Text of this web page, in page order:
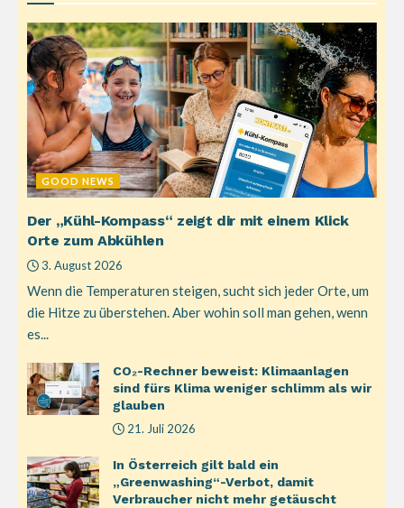
GOOD NEWS
Der „Kühl-Kompass“ zeigt dir mit einem Klick
Orte zum Abkühlen
3. August 2026
Wenn die Temperaturen steigen, sucht sich jeder Orte, um
die Hitze zu überstehen. Aber wohin soll man gehen, wenn
es...
CO₂-Rechner beweist: Klimaanlagen
sind fürs Klima weniger schlimm als wir
glauben
21. Juli 2026
In Österreich gilt bald ein
„Greenwashing“-Verbot, damit
Verbraucher nicht mehr getäuscht